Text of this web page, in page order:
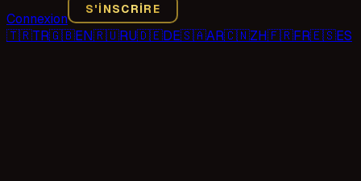
Connexion
S'INSCRIRE
🇹🇷TR🇬🇧EN🇷🇺RU🇩🇪DE🇸🇦AR🇨🇳ZH🇫🇷FR🇪🇸ES